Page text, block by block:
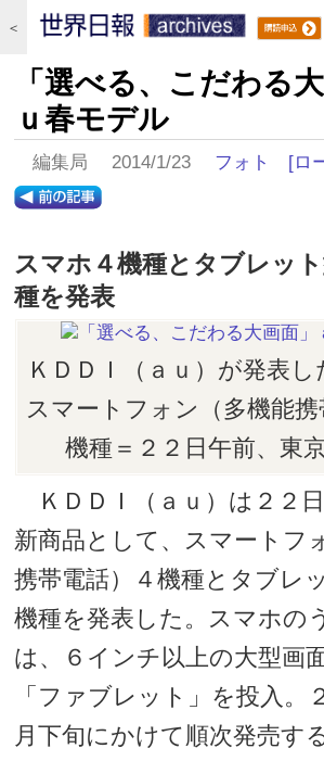
＜
「選べる、こだわる
ｕ春モデル
編集局 2014/1/23 フォト [ロ
スマホ４機種とタブレッ
種を発表
ＫＤＤＩ（ａｕ）が発表し
スマートフォン（多機能
機種＝２２日午前、東
ＫＤＤＩ（ａｕ）は２２
新商品として、スマートフ
携帯電話）４機種とタブレ
機種を発表した。スマホの
は、６インチ以上の大型画
「ファブレット」を投入。
月下旬にかけて順次発売する